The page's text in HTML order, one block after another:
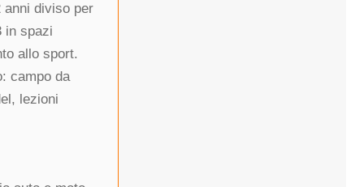
diviso per
in spazi
allo sport.
campo da
lezioni